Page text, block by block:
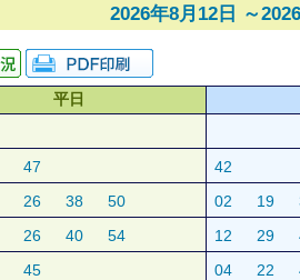
2026年8月12日 ～
平日
47 42
26 38 50 02 19
26 40 54 12 29
45 04 22